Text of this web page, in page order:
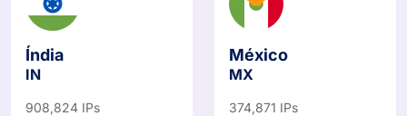
Índia
IN
México
MX